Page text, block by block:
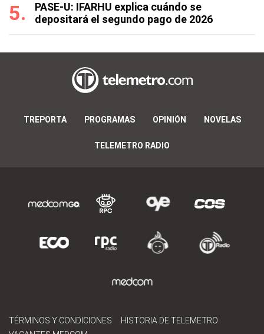
PASE-U: IFARHU explica cuándo se
depositará el segundo pago de 2026
TREPORTA PROGRAMAS OPINIÓN NOVELAS
TELEMETRO RADIO
TÉRMINOS Y CONDICIONES
HISTORIA DE TELEMETRO